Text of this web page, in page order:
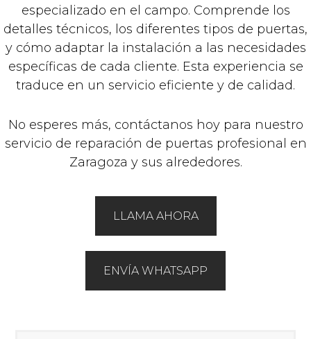
especializado en el campo. Comprende los
detalles técnicos, los diferentes tipos de puertas,
y cómo adaptar la instalación a las necesidades
específicas de cada cliente. Esta experiencia se
traduce en un servicio eficiente y de calidad.
No esperes más, contáctanos hoy para nuestro
servicio de reparación de puertas profesional en
Zaragoza y sus alrededores.
LLAMA AHORA
ENVÍA WHATSAPP